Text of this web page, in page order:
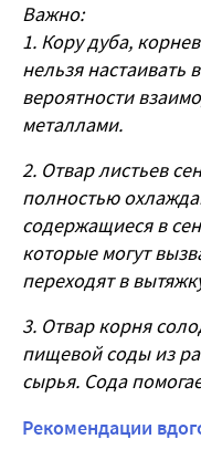
Важно:
1. Кору дуба,
нельзя настаивать
вероятности
металлами.
2. Отвар листьев
полностью
содержащиеся в
которые могут
переходят в
3. Отвар корня
пищевой соды из
сырья. Сода
Рекомендации